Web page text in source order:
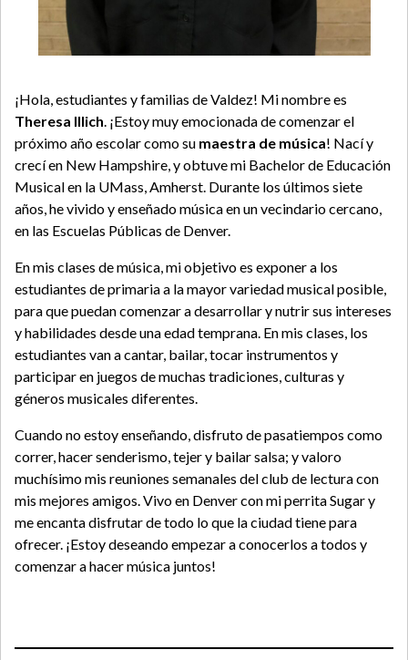
¡Hola, estudiantes y familias de Valdez! Mi nombre es
Theresa Illich. ¡Estoy muy emocionada de comenzar el
próximo año escolar como su maestra de música! Nací y
crecí en New Hampshire, y obtuve mi Bachelor de Educación
Musical en la UMass, Amherst. Durante los últimos siete
años, he vivido y enseñado música en un vecindario cercano,
en las Escuelas Públicas de Denver.
En mis clases de música, mi objetivo es exponer a los
estudiantes de primaria a la mayor variedad musical posible,
para que puedan comenzar a desarrollar y nutrir sus intereses
y habilidades desde una edad temprana. En mis clases, los
estudiantes van a cantar, bailar, tocar instrumentos y
participar en juegos de muchas tradiciones, culturas y
géneros musicales diferentes.
Cuando no estoy enseñando, disfruto de pasatiempos como
correr, hacer senderismo, tejer y bailar salsa; y valoro
muchísimo mis reuniones semanales del club de lectura con
mis mejores amigos. Vivo en Denver con mi perrita Sugar y
me encanta disfrutar de todo lo que la ciudad tiene para
ofrecer. ¡Estoy deseando empezar a conocerlos a todos y
comenzar a hacer música juntos!